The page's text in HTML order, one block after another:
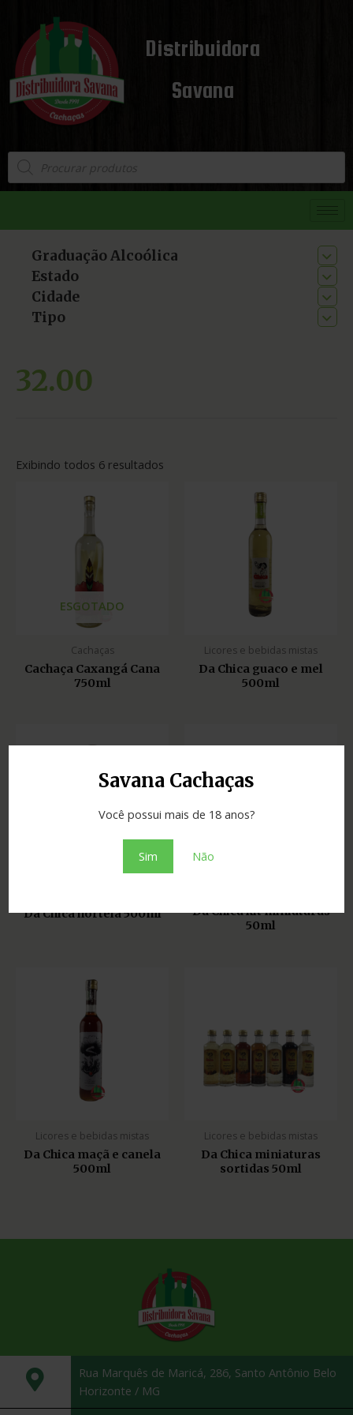
Savana Cachaças
Você possui mais de 18 anos?
Sim Não
Distribuidora
Savana
Graduação Alcoólica
Estado
Cidade
Tipo
32.00
Exibindo todos 6 resultados
ESGOTADO
Cachaças
Cachaça Caxangá Cana
750ml
Licores e bebidas mistas
Da Chica guaco e mel
500ml
Da Chica hortelã 500ml
Da Chica kit miniaturas
50ml
Licores e bebidas mistas
Da Chica maçã e canela
500ml
Licores e bebidas mistas
Da Chica miniaturas
sortidas 50ml
Rua Marquês de Maricá, 286, Santo Antônio Belo
Horizonte / MG